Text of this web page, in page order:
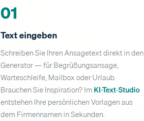
01
Text eingeben
Schreiben Sie Ihren Ansagetext direkt in den
Generator — für Begrüßungsansage,
Warteschleife, Mailbox oder Urlaub.
Brauchen Sie Inspiration? Im KI-Text-Studio
entstehen Ihre persönlichen Vorlagen aus
dem Firmennamen in Sekunden.